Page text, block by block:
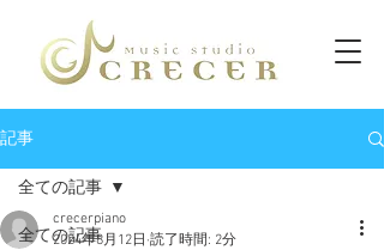
記事
全ての記事
全ての記事
crecerpiano
2024年8月12日 読了時間: 2分